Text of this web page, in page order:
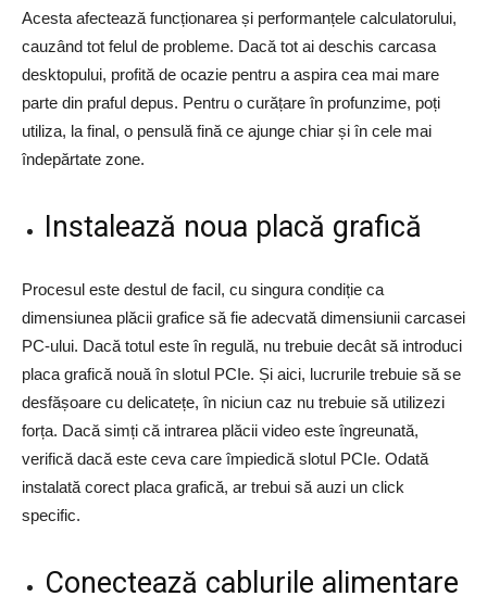
Acesta afectează funcționarea și performanțele calculatorului,
cauzând tot felul de probleme. Dacă tot ai deschis carcasa
desktopului, profită de ocazie pentru a aspira cea mai mare
parte din praful depus. Pentru o curățare în profunzime, poți
utiliza, la final, o pensulă fină ce ajunge chiar și în cele mai
îndepărtate zone.
Instalează noua placă grafică
Procesul este destul de facil, cu singura condiție ca
dimensiunea plăcii grafice să fie adecvată dimensiunii carcasei
PC-ului. Dacă totul este în regulă, nu trebuie decât să introduci
placa grafică nouă în slotul PCIe. Și aici, lucrurile trebuie să se
desfășoare cu delicatețe, în niciun caz nu trebuie să utilizezi
forța. Dacă simți că intrarea plăcii video este îngreunată,
verifică dacă este ceva care împiedică slotul PCIe. Odată
instalată corect placa grafică, ar trebui să auzi un click
specific.
Conectează cablurile alimentare